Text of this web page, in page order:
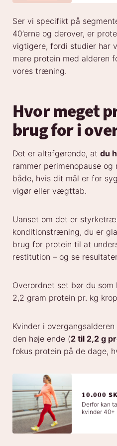
Ser vi specifikt på
40’erne og derover, er
vigtigere, fordi studier har
mere protein med alderen
vores træning.
Hvor meget
brug for i
Det er altafgørende, at du
rammer perimenopause
både, hvis dit mål er for
vigør eller vægttab.
Uanset om det er
konditionstræning, du er
brug for protein til at
restitution – og se
Overordnet set bør du
2,2 gram protein pr. kg
Kvinder i
den høje ende (2 til 2,2 g
fokus protein på de dage,
10.000
Derfor kan
kvinder 40+